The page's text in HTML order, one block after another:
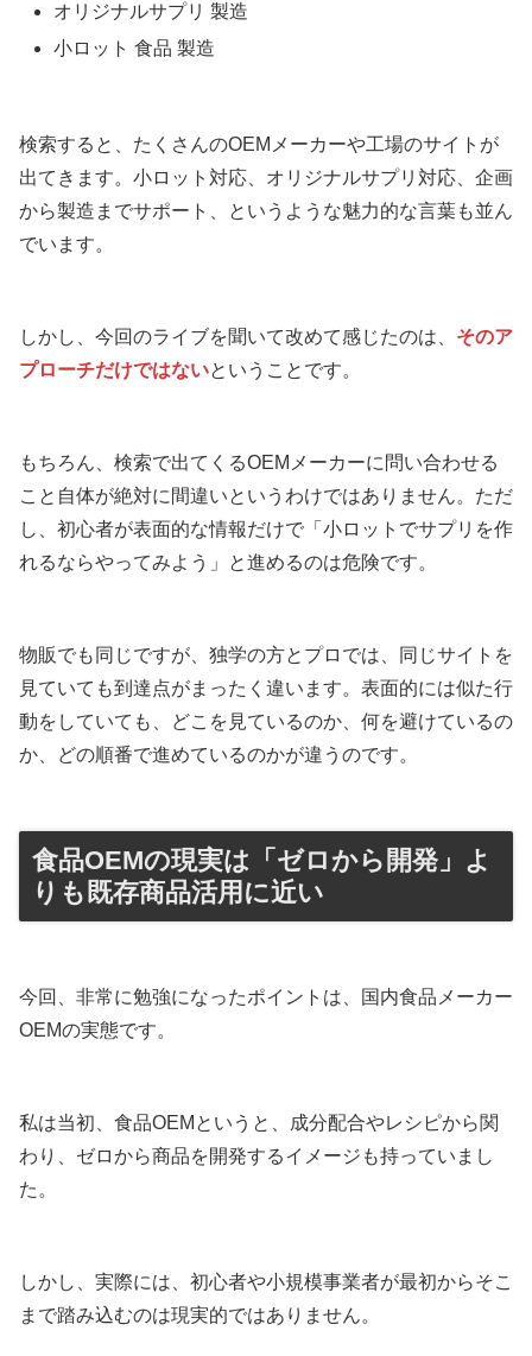
オリジナルサプリ 製造
小ロット 食品 製造
検索すると、たくさんのOEMメーカーや工場のサイトが
出てきます。小ロット対応、オリジナルサプリ対応、企画
から製造までサポート、というような魅力的な言葉も並ん
でいます。
しかし、今回のライブを聞いて改めて感じたのは、 そのア
プローチだけではないということです。
もちろん、検索で出てくるOEMメーカーに問い合わせる
こと自体が絶対に間違いというわけではありません。ただ
し、初心者が表面的な情報だけで「小ロットでサプリを作
れるならやってみよう」と進めるのは危険です。
物販でも同じですが、独学の方とプロでは、同じサイトを
見ていても到達点がまったく違います。表面的には似た行
動をしていても、どこを見ているのか、何を避けているの
か、どの順番で進めているのかが違うのです。
食品OEMの現実は「ゼロから開発」よ
りも既存商品活用に近い
今回、非常に勉強になったポイントは、国内食品メーカー
OEMの実態です。
私は当初、食品OEMというと、成分配合やレシピから関
わり、ゼロから商品を開発するイメージも持っていまし
た。
しかし、実際には、初心者や小規模事業者が最初からそこ
まで踏み込むのは現実的ではありません。